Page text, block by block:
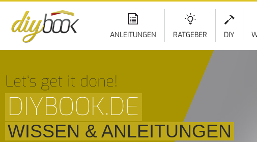
ANLEITUNGEN RATGEBER DIY
Let‘s get it done!
DIYBOOK.DE
WISSEN & ANLEITUNGEN